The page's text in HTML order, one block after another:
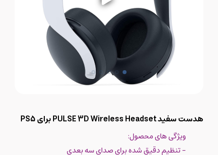
هدست سفید PULSE 3D Wireless Headset برای PS5
ویژگی های محصول:
- تنظیم دقیق شده برای صدای سه بعدی